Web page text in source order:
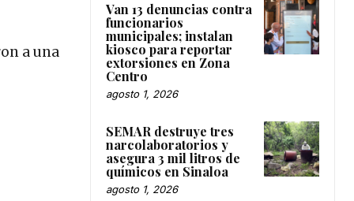
a una
Van 13 denuncias contra
funcionarios
municipales; instalan
kiosco para reportar
extorsiones en Zona
Centro
agosto 1, 2026
SEMAR destruye tres
narcolaboratorios y
asegura 3 mil litros de
químicos en Sinaloa
agosto 1, 2026